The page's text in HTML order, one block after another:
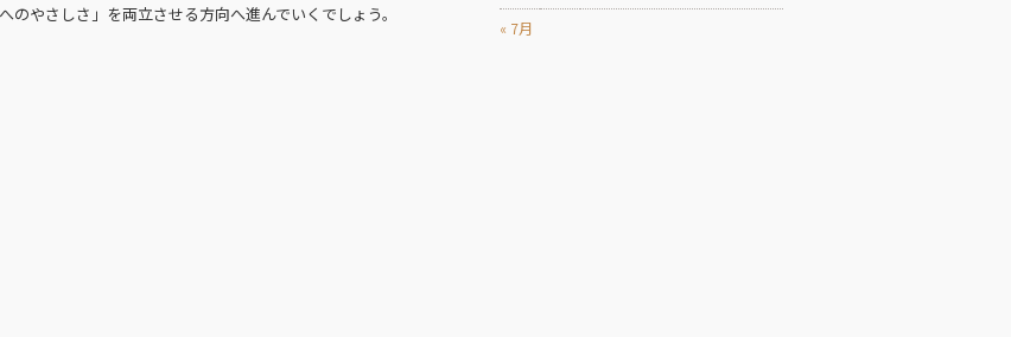
やさしさ」を両立させる方向へ進んでいくでしょう。
« 7月